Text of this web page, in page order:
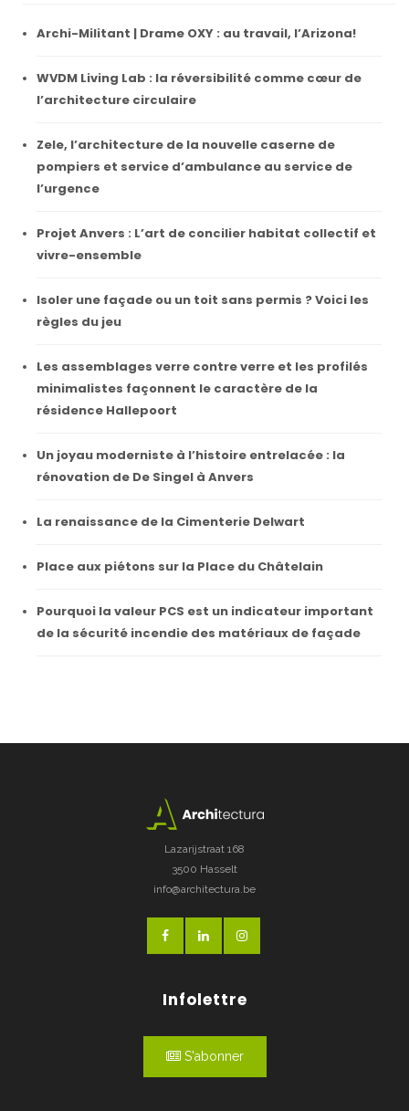
Archi-Militant | Drame OXY : au travail, l’Arizona!
WVDM Living Lab : la réversibilité comme cœur de
l’architecture circulaire
Zele, l’architecture de la nouvelle caserne de
pompiers et service d’ambulance au service de
l’urgence
Projet Anvers : L’art de concilier habitat collectif et
vivre-ensemble
Isoler une façade ou un toit sans permis ? Voici les
règles du jeu
Les assemblages verre contre verre et les profilés
minimalistes façonnent le caractère de la
résidence Hallepoort
Un joyau moderniste à l’histoire entrelacée : la
rénovation de De Singel à Anvers
La renaissance de la Cimenterie Delwart
Place aux piétons sur la Place du Châtelain
Pourquoi la valeur PCS est un indicateur important
de la sécurité incendie des matériaux de façade
Lazarijstraat 168
3500 Hasselt
info@architectura.be
Infolettre
S'abonner